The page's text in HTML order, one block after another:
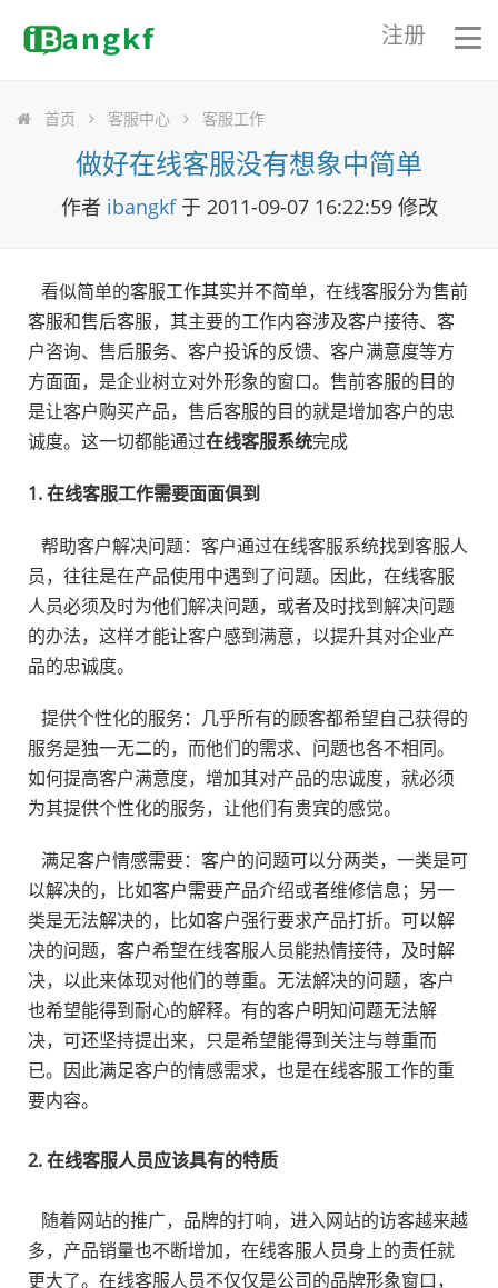
注册
首页 客服中心 客服工作
做好在线客服没有想象中简单
作者 ibangkf于 2011-09-07 16:22:59 修改
看似简单的客服工作其实并不简单，在线客服分为售前
客服和售后客服，其主要的工作内容涉及客户接待、客
户咨询、售后服务、客户投诉的反馈、客户满意度等方
方面面，是企业树立对外形象的窗口。售前客服的目的
是让客户购买产品，售后客服的目的就是增加客户的忠
诚度。这一切都能通过在线客服系统完成
1. 在线客服工作需要面面俱到
帮助客户解决问题：客户通过在线客服系统找到客服人
员，往往是在产品使用中遇到了问题。因此，在线客服
人员必须及时为他们解决问题，或者及时找到解决问题
的办法，这样才能让客户感到满意，以提升其对企业产
品的忠诚度。
提供个性化的服务：几乎所有的顾客都希望自己获得的
服务是独一无二的，而他们的需求、问题也各不相同。
如何提高客户满意度，增加其对产品的忠诚度，就必须
为其提供个性化的服务，让他们有贵宾的感觉。
满足客户情感需要：客户的问题可以分两类，一类是可
以解决的，比如客户需要产品介绍或者维修信息；另一
类是无法解决的，比如客户强行要求产品打折。可以解
决的问题，客户希望在线客服人员能热情接待，及时解
决，以此来体现对他们的尊重。无法解决的问题，客户
也希望能得到耐心的解释。有的客户明知问题无法解
决，可还坚持提出来，只是希望能得到关注与尊重而
已。因此满足客户的情感需求，也是在线客服工作的重
要内容。
2. 在线客服人员应该具有的特质
随着网站的推广，品牌的打响，进入网站的访客越来越
多，产品销量也不断增加，在线客服人员身上的责任就
更大了。在线客服人员不仅仅是公司的品牌形象窗口，